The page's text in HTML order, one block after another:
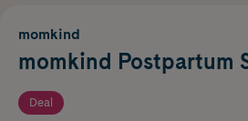
momkind
momkind Postpartum
Deal